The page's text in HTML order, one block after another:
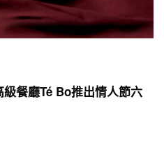
餐廳Té Bo推出情人節六